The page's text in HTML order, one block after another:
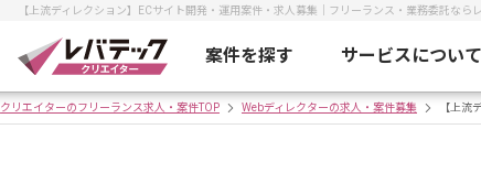
【上流ディレクション】ECサイト開発・運用案件・求人募集｜フリーランス・業務委託なら
案件を探す サービスについて
クリエイターのフリーランス求人・案件TOP Webディレクターの求人・案件募集 【上流